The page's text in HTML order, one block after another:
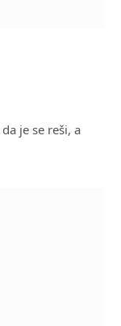
je se reši, a